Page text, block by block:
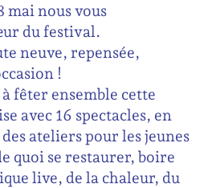
mai nous vous
du festival.
neuve, repensée,
!
fêter ensemble cette
avec 16 spectacles, en
ateliers pour les jeunes
quoi se restaurer, boire
live, de la chaleur, du